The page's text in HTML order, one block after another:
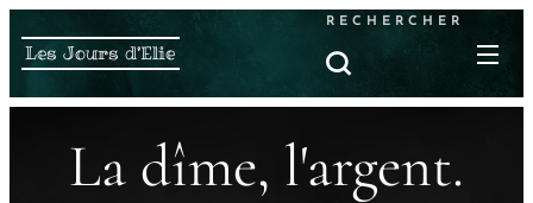
Les Jours d'Elie
RECHERCHER
La dîme, l'argent.